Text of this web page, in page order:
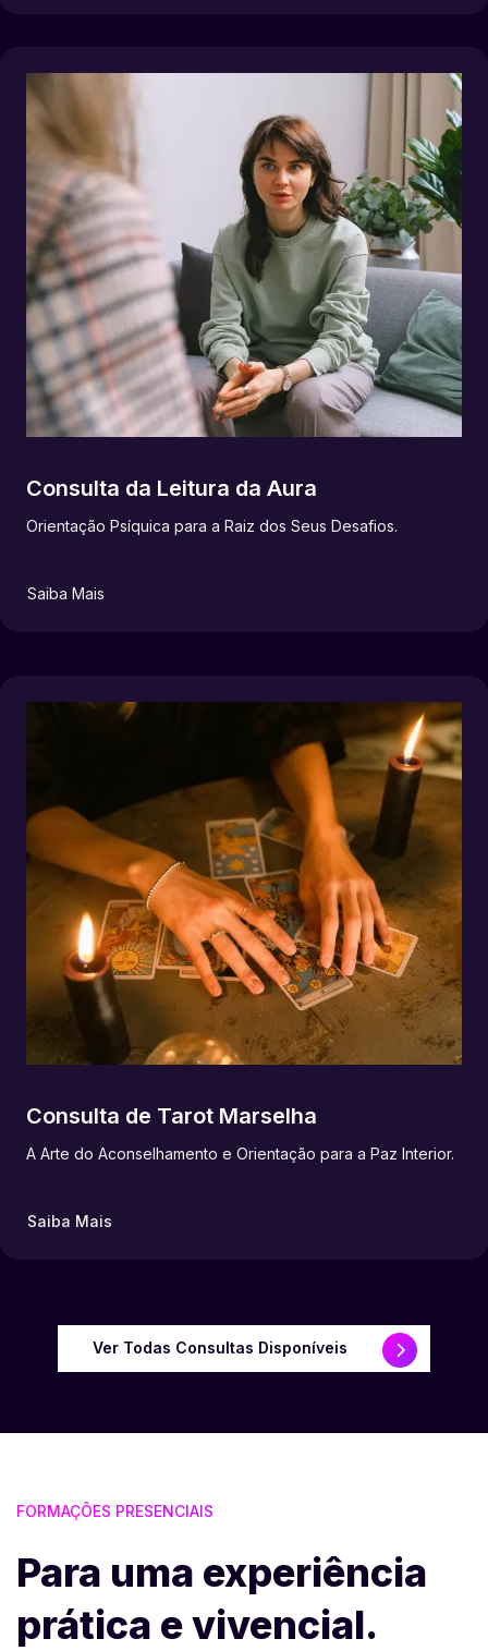
Consulta da Leitura da Aura
Orientação Psíquica para a Raiz dos Seus Desafios.
Saiba Mais
Consulta de Tarot Marselha
A Arte do Aconselhamento e Orientação para a Paz Interior.
Saiba Mais
Ver Todas Consultas Disponíveis
FORMAÇÕES PRESENCIAIS
Para uma experiência
prática e vivencial.